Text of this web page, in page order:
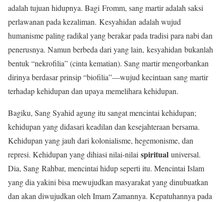
adalah tujuan hidupnya. Bagi Fromm, sang martir adalah saksi
perlawanan pada kezaliman. Kesyahidan adalah wujud
humanisme paling radikal yang berakar pada tradisi para nabi dan
penerusnya. Namun berbeda dari yang lain, kesyahidan bukanlah
bentuk “nekrofilia” (cinta kematian). Sang martir mengorbankan
dirinya berdasar prinsip “biofilia”—wujud kecintaan sang martir
terhadap kehidupan dan upaya memelihara kehidupan.
Bagiku, Sang Syahid agung itu sangat mencintai kehidupan;
kehidupan yang didasari keadilan dan kesejahteraan bersama.
Kehidupan yang jauh dari kolonialisme, hegemonisme, dan
represi. Kehidupan yang dihiasi nilai-nilai spiritual universal.
Dia, Sang Rahbar, mencintai hidup seperti itu. Mencintai Islam
yang dia yakini bisa mewujudkan masyarakat yang dinubuatkan
dan akan diwujudkan oleh Imam Zamannya. Kepatuhannya pada